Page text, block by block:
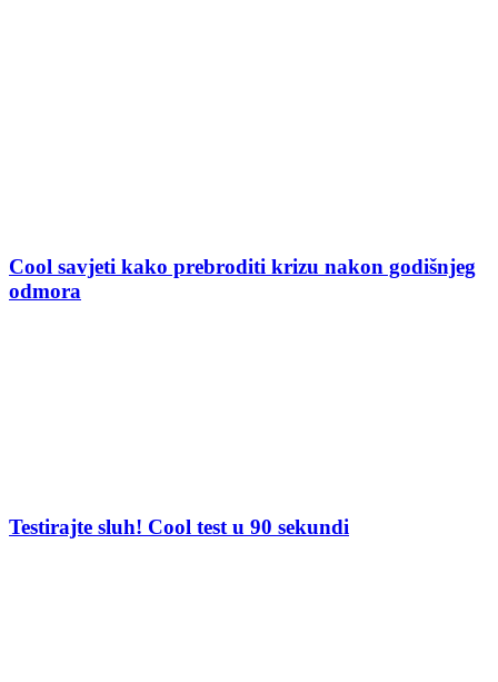
Cool savjeti kako prebroditi krizu nakon godišnjeg
odmora
Testirajte sluh! Cool test u 90 sekundi